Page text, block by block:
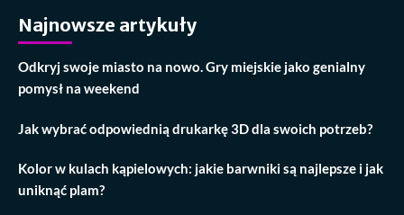
Najnowsze artykuły
Odkryj swoje miasto na nowo. Gry miejskie jako genialny
pomysł na weekend
Jak wybrać odpowiednią drukarkę 3D dla swoich potrzeb?
Kolor w kulach kąpielowych: jakie barwniki są najlepsze i jak
uniknąć plam?